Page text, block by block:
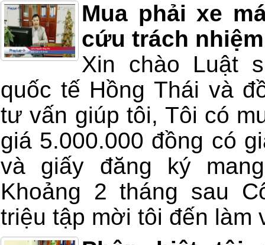
Mua phải xe
cứu trách
Xin chào Luật
quốc tế Hồng Thái và
tư vấn giúp tôi, Tôi có
giá 5.000.000 đồng có
và giấy đăng ký
Khoảng 2 tháng sau
triệu tập mời tôi đến làm